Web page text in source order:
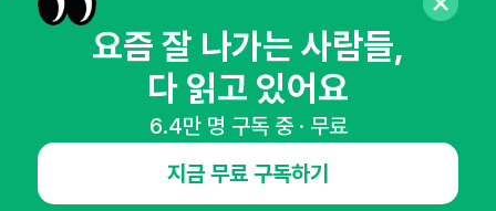
매주 화요일 아침,
마케팅 감각을 깨워 드릴게요!
요즘 잘 나가는 사람들,
다 읽고 있어요
6.4만 명 구독 중 · 무료
지금 무료 구독하기